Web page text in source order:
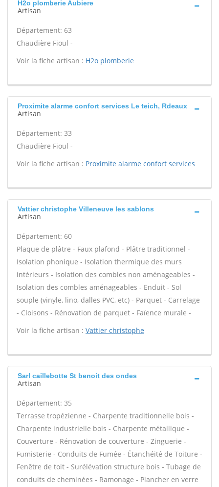
H2o plomberie Aubiere
Artisan
Département: 63
Chaudière Fioul -
Voir la fiche artisan : H2o plomberie
Proximite alarme confort services Le teich, Rdeaux
Artisan
Département: 33
Chaudière Fioul -
Voir la fiche artisan : Proximite alarme confort services
Vattier christophe Villeneuve les sablons
Artisan
Département: 60
Plaque de plâtre - Faux plafond - Plâtre traditionnel -
Isolation phonique - Isolation thermique des murs
intérieurs - Isolation des combles non aménageables -
Isolation des combles aménageables - Enduit - Sol
souple (vinyle, lino, dalles PVC, etc) - Parquet - Carrelage
- Cloisons - Rénovation de parquet - Faïence murale -
Voir la fiche artisan : Vattier christophe
Sarl caillebotte St benoit des ondes
Artisan
Département: 35
Terrasse tropézienne - Charpente traditionnelle bois -
Charpente industrielle bois - Charpente métallique -
Couverture - Rénovation de couverture - Zinguerie -
Fumisterie - Conduits de Fumée - Étanchéité de Toiture -
Fenêtre de toit - Surélévation structure bois - Tubage de
conduits de cheminées - Ramonage - Plancher en verre